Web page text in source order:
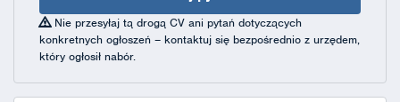
Nie przesyłaj tą drogą CV ani pytań dotyczących
konkretnych ogłoszeń – kontaktuj się bezpośrednio z urzędem,
który ogłosił nabór.